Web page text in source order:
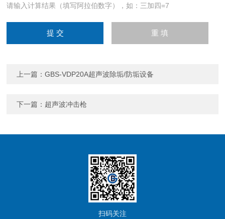
请输入计算结果（填写阿拉伯数字），如：三加四=7
上一篇：GBS-VDP20A超声波除垢/防垢设备
下一篇： 超声波冲击枪
扫码关注